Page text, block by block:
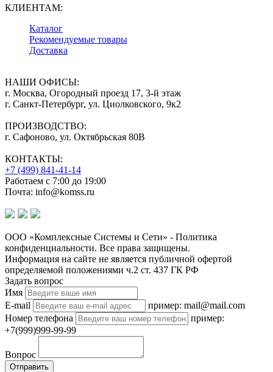
КЛИЕНТАМ:
Каталог
Рекомендуемые товары
Доставка
НАШИ ОФИСЫ:
г. Москва, Огородный проезд 17, 3-й этаж
г. Санкт-Петербург, ул. Циолковского, 9к2
ПРОИЗВОДСТВО:
г. Сафоново, ул. Октябрьская 80В
КОНТАКТЫ:
+7 (499) 841-41-14
Работаем с 7:00 до 19:00
Почта: info@komss.ru
ООО «Комплексные Системы и Сети» - Политика
конфиденциальности. Все права защищены.
Информация на сайте не является публичной офертой
определяемой положениями ч.2 ст. 437 ГК РФ
Задать вопрос
Имя
E-mail
пример: mail@mail.com
Номер телефона
пример:
+7(999)999-99-99
Вопрос
Отправить